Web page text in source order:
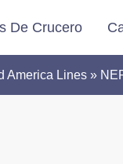
De Crucero
America Lines »